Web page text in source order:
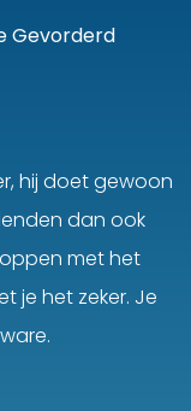
Gevorderd
hij doet gewoon
dan ook
met het
je het zeker. Je